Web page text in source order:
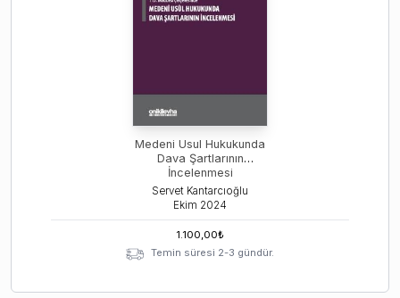
Medeni Usul Hukukunda
Dava Şartlarının
İncelenmesi
Servet Kantarcıoğlu
Ekim 2024
1.100,00₺
Temin süresi 2-3 gündür.